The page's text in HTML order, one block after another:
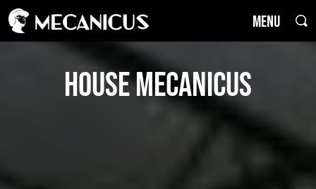
MENU
house mecanicus